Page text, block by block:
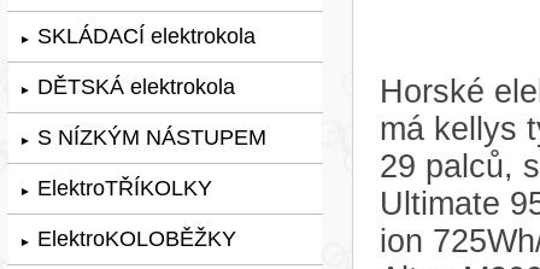
► SKLÁDACÍ elektrokola
► DĚTSKÁ elektrokola
► S NÍZKÝM NÁSTUPEM
► ElektroTŘÍKOLKY
► ElektroKOLOBĚŽKY
Horské
má kellys
29 palců,
Ultimate
ion